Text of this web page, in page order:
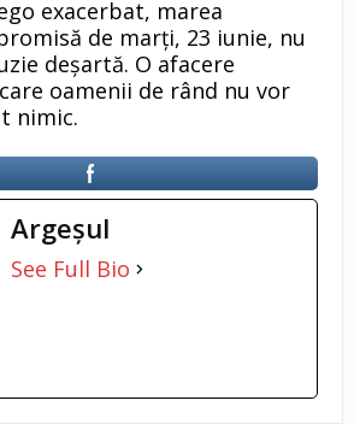
exacerbat, marea
de marți, 23 iunie, nu
deșartă. O afacere
oamenii de rând nu vor
nimic.
Argeşul
See Full Bio